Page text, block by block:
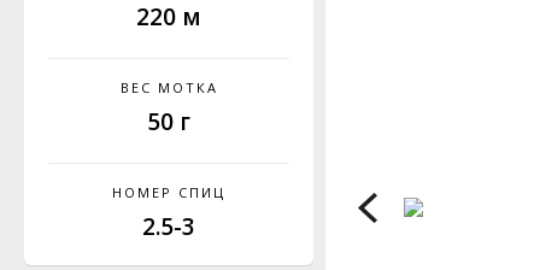
220 м
ВЕС МОТКА
50 г
НОМЕР СПИЦ
2.5-3